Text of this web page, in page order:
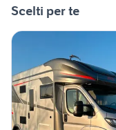
Scelti per te